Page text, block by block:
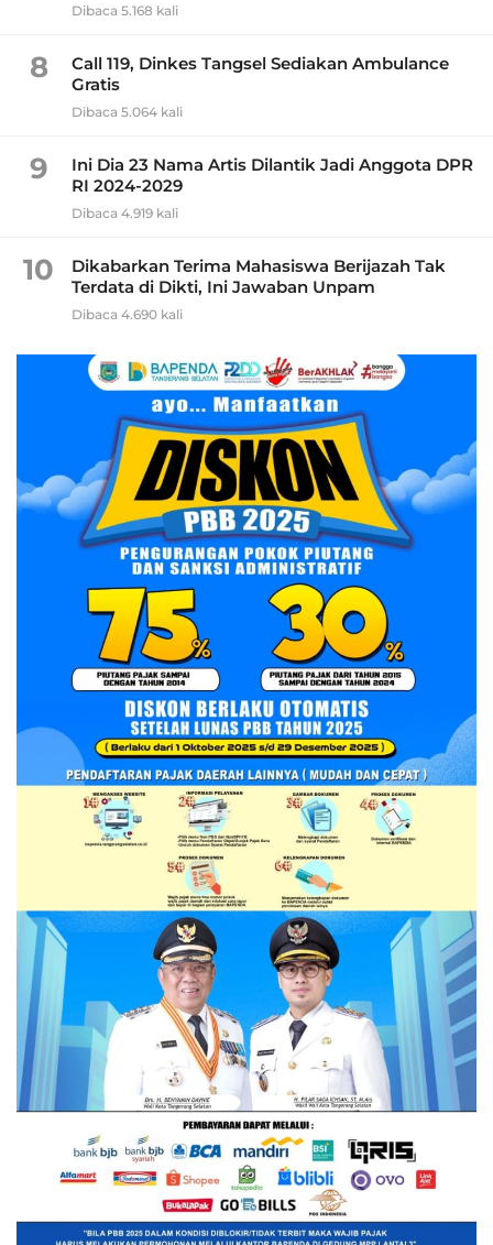
Dibaca 5.168 kali
8
Call 119, Dinkes Tangsel Sediakan Ambulance
Gratis
Dibaca 5.064 kali
9
Ini Dia 23 Nama Artis Dilantik Jadi Anggota DPR
RI 2024-2029
Dibaca 4.919 kali
10
Dikabarkan Terima Mahasiswa Berijazah Tak
Terdata di Dikti, Ini Jawaban Unpam
Dibaca 4.690 kali